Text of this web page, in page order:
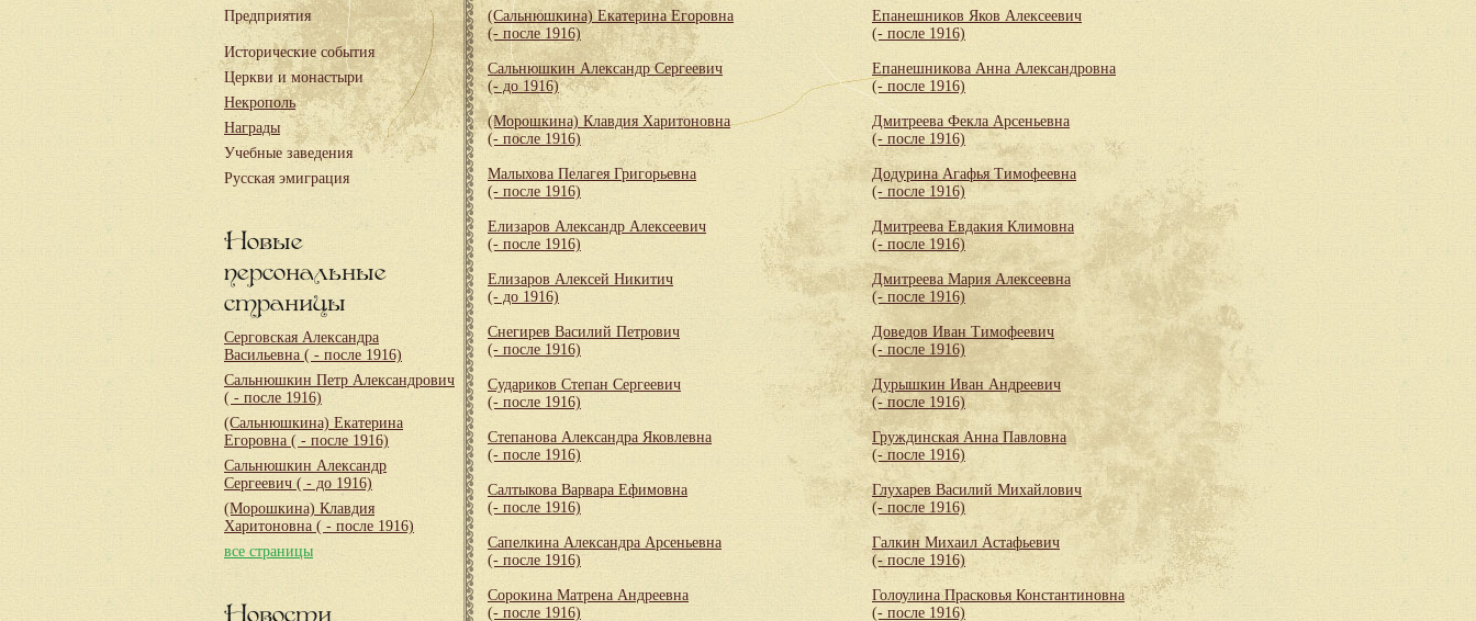
Предприятия
Исторические события
Церкви и монастыри
Некрополь
Награды
Учебные заведения
Русская эмиграция
Новые
персональные
страницы
Серговская Александра
Васильевна ( - после 1916)
Сальнюшкин Петр Александрович
( - после 1916)
(Сальнюшкина) Екатерина
Егоровна ( - после 1916)
Сальнюшкин Александр
Сергеевич ( - до 1916)
(Морошкина) Клавдия
Харитоновна ( - после 1916)
все страницы
Новости
(Сальнюшкина) Екатерина Егоровна
(- после 1916)
Сальнюшкин Александр Сергеевич
(- до 1916)
(Морошкина) Клавдия Харитоновна
(- после 1916)
Малыхова Пелагея Григорьевна
(- после 1916)
Елизаров Александр Алексеевич
(- после 1916)
Елизаров Алексей Никитич
(- до 1916)
Снегирев Василий Петрович
(- после 1916)
Судариков Степан Сергеевич
(- после 1916)
Степанова Александра Яковлевна
(- после 1916)
Салтыкова Варвара Ефимовна
(- после 1916)
Сапелкина Александра Арсеньевна
(- после 1916)
Сорокина Матрена Андреевна
(- после 1916)
Епанешников Яков Алексеевич
(- после 1916)
Епанешникова Анна Александровна
(- после 1916)
Дмитреева Фекла Арсеньевна
(- после 1916)
Додурина Агафья Тимофеевна
(- после 1916)
Дмитреева Евдакия Климовна
(- после 1916)
Дмитреева Мария Алексеевна
(- после 1916)
Доведов Иван Тимофеевич
(- после 1916)
Дурышкин Иван Андреевич
(- после 1916)
Груждинская Анна Павловна
(- после 1916)
Глухарев Василий Михайлович
(- после 1916)
Галкин Михаил Астафьевич
(- после 1916)
Голоулина Прасковья Константиновна
(- после 1916)